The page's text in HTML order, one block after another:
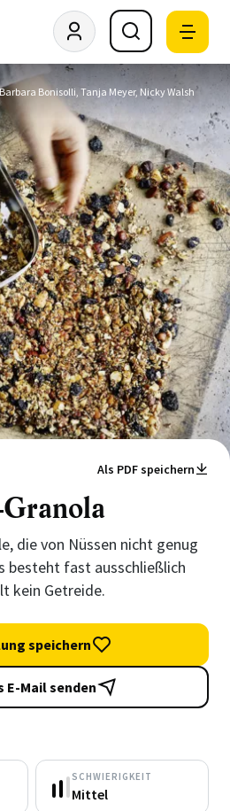
Bonisolli, Tanja Meyer, Nicky Walsh
Als PDF speichern
die von Nüssen nicht genug
besteht fast ausschließlich
kein Getreide.
speichern
E-Mail senden
SCHWIERIGKEIT
Mittel